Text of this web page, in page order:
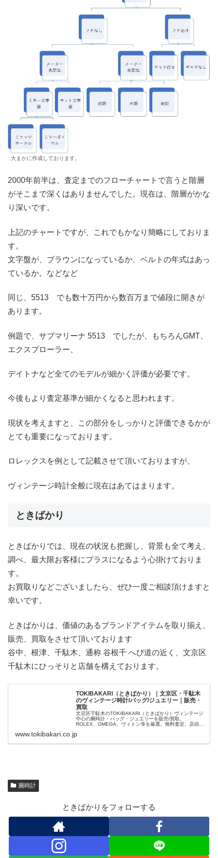
大まかに作成しております。
2000年前半は、査定までのフローチャートで言うと階層
がそこまで深くはありませんでした。現在は、階層がかな
り深いです。
上記のチャートですが、これでもかなり簡略にしておりま
す。
文字盤が、ブラウンになっているか、ベルトの年式はあっ
ているか。などなど
同じ、5513 でも数十万円から数百万まで値段に開きが
あります。
例題で、サブマリーナ 5513 でしたが、もちろんGMT、
エクスプローラー、
デイトナなど全てのモデルが細かく評価が必要です。
今後もより査定基準が細かくなると思われます。
現状を考えますと、この部分をしっかりと評価できるかが
とても重要になっております。
ロレックスを例として記載させて頂いておりますが、
ヴィンテージ時計全般に現在はあてはまります。
ときばかり
ときばかりでは、現在の状況も把握し、背景も全て考え、
調べ、最大限お客様にプラスになるよう心掛けておりま
す。
お買取りなどございましたら、ぜひ一度ご相談頂けますと
幸いです。
ときばかりは、価値のあるブランドアイテムを取り揃え、
販売、買取をさせて頂いております
谷中、根津、千駄木、通称 谷根千 へび道の近く、文京区
千駄木にひっそりと店舗を構えております。
TOKIBAKARI（ときばかり）｜文京区・千駄木
のヴィンテージ時計/バッグ/ジュエリー｜販売・
買取
文京区千駄木のTOKIBAKARI（ときばかり）ヴィンテージ
中心の腕時計・バッグ・ジュエリーを販売/買取。
ROLEX、OMEGA、ヴィトン等を厳選。無料査定、店頭/
www.tokibakari.co.jp
腕時計
ときばかりをフォローする